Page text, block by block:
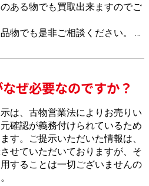
ある物でも買取出来ますのでご
物でも是非ご相談ください。
し
ぜ必要なのですか？
は、古物営業法によりお売りい
確認が義務付けられているため
す。ご提示いただいた情報は、
せていただいておりますが、そ
することは一切ございませんの